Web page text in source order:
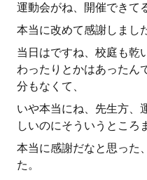
運動会がね、開催できて
本当に改めて感謝しまし
当日はですね、校庭も乾
わったりとかはあったん
分もなくて、
いや本当にね、先生方、
しいのにそういうところ
本当に感謝だなと思った
た。